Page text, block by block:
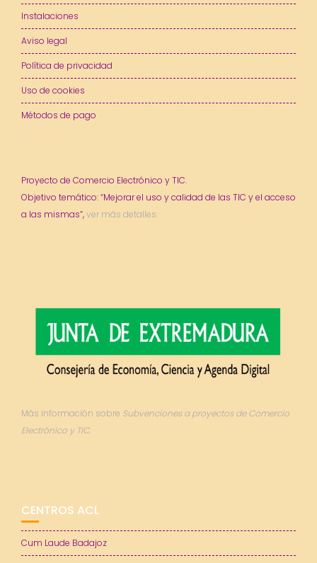
Instalaciones
Aviso legal
Política de privacidad
Uso de cookies
Métodos de pago
Proyecto de Comercio Electrónico y TIC.
Objetivo temático: “Mejorar el uso y calidad de las TIC y el acceso
a las mismas”,ver más detalles.
Más información sobre Subvenciones a proyectos de Comercio
Electrónico y TIC.
CENTROS ACL
Cum Laude Badajoz